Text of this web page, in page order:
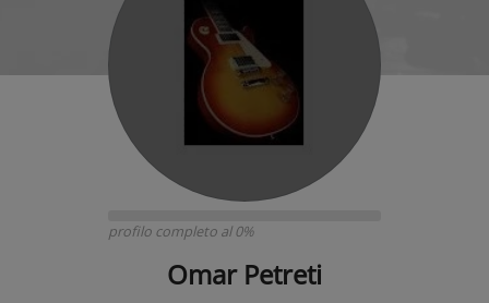
profilo completo al 0%
Omar Petreti